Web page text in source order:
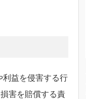
利益を侵害する行
害を賠償する責